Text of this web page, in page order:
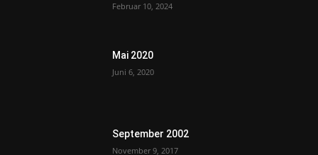
Februar 10, 2024
Mai 2020
Juni 6, 2020
September 2002
November 9, 2017